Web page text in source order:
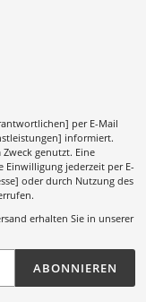
per E-Mail
informiert.
genutzt. Eine
jederzeit per E-
oder durch Nutzung des
erhalten Sie in unserer
ABONNIEREN